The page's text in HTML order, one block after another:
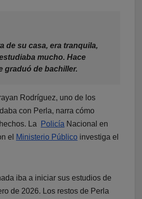
de su casa, era tranquila,
mucho. Hace
graduó de bachiller.
Rodríguez, uno de los
con Perla, narra cómo
La
Policía Nacional en
el
Ministerio Público investiga el
iba a iniciar sus estudios de
de 2026. Los restos de Perla